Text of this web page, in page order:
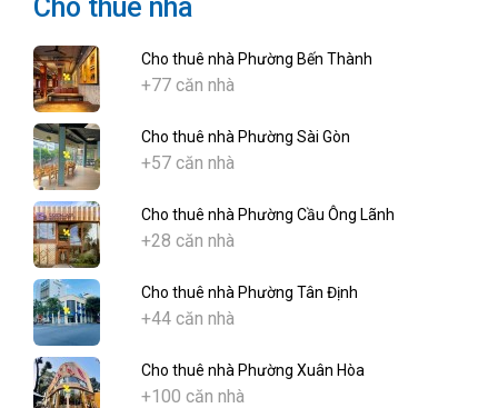
Cho thuê nhà
Cho thuê nhà Phường Bến Thành
+77 căn nhà
Cho thuê nhà Phường Sài Gòn
+57 căn nhà
Cho thuê nhà Phường Cầu Ông Lãnh
+28 căn nhà
Cho thuê nhà Phường Tân Định
+44 căn nhà
Cho thuê nhà Phường Xuân Hòa
+100 căn nhà